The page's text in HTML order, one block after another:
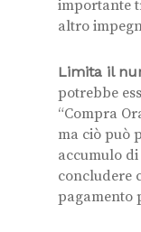
importante
altro
Limita il
potrebbe
“Compra
ma ciò può
accumulo
concludere
pagamento